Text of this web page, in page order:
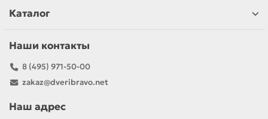
Каталог
Наши контакты
8 (495) 971-50-00
zakaz@dveribravo.net
Наш адрес